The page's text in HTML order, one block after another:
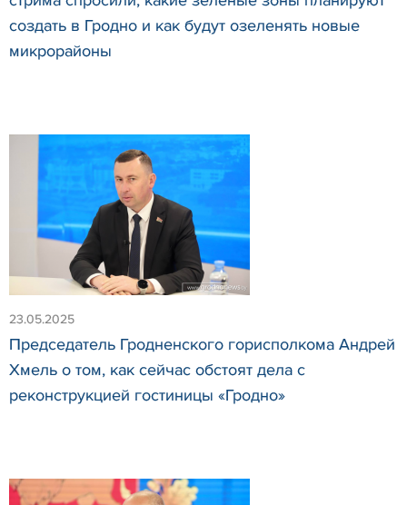
создать в Гродно и как будут озеленять новые
микрорайоны
23.05.2025
Председатель Гродненского горисполкома Андрей
Хмель о том, как сейчас обстоят дела с
реконструкцией гостиницы «Гродно»